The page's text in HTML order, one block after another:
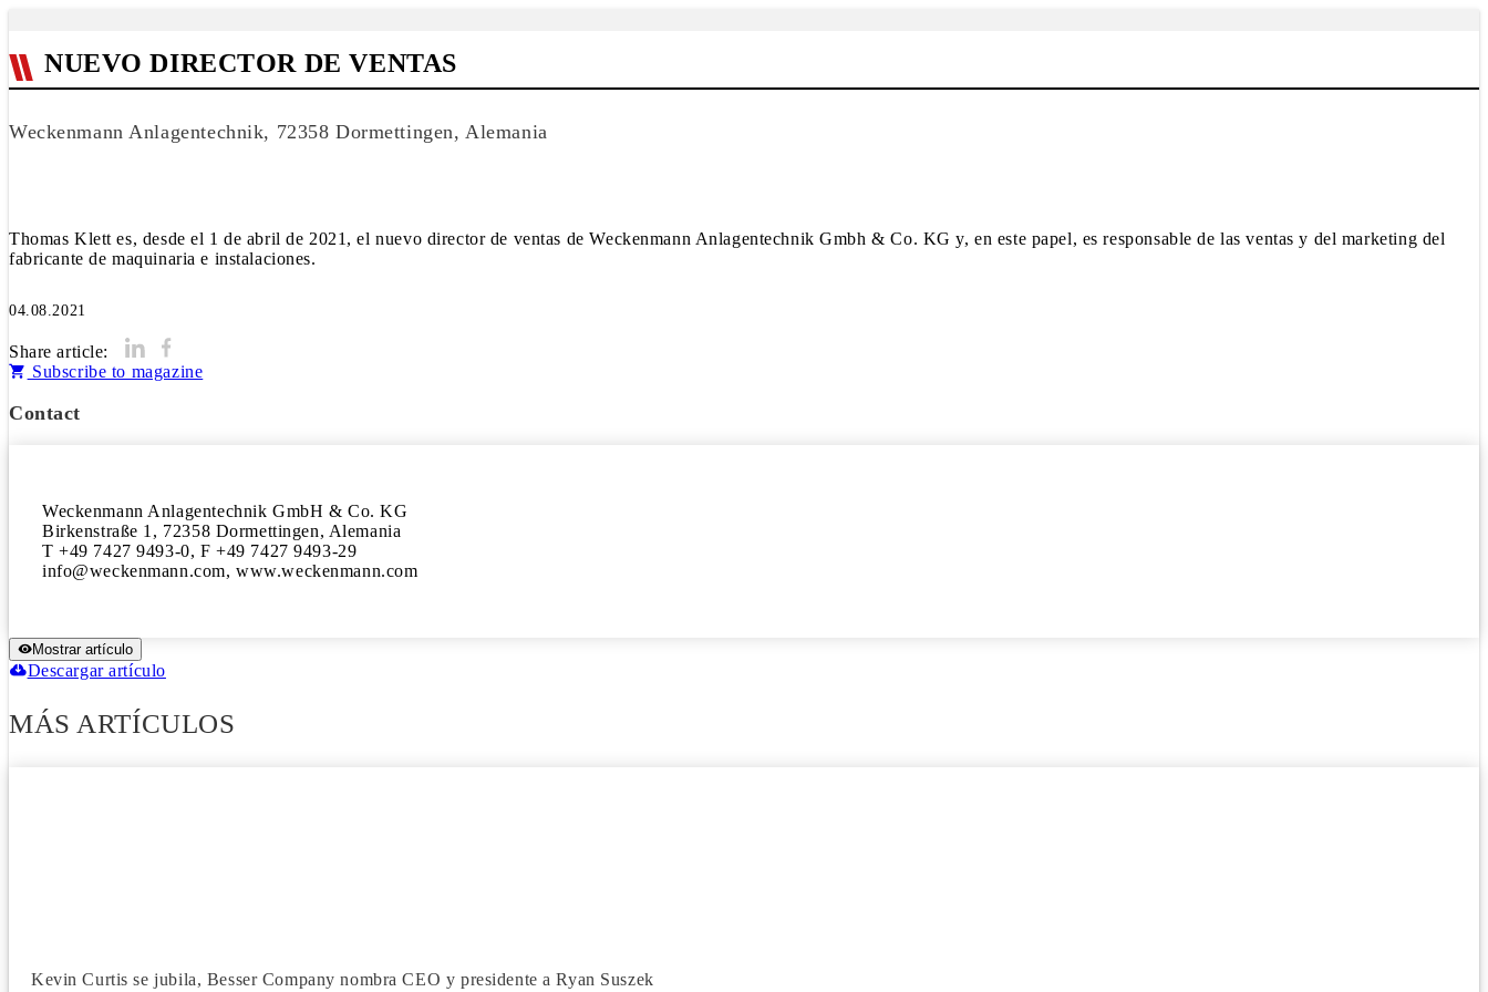
NUEVO DIRECTOR DE VENTAS
Weckenmann Anlagentechnik, 72358 Dormettingen, Alemania
Thomas Klett es, desde el 1 de abril de 2021, el nuevo director de ventas de Weckenmann Anlagentechnik Gmbh & Co. KG y, en este papel, es responsable de las ventas y del marketing del
fabricante de maquinaria e instalaciones.
04.08.2021
Share article:
Subscribe to magazine
Contact
Weckenmann Anlagentechnik GmbH & Co. KG
Birkenstraße 1, 72358 Dormettingen, Alemania
T +49 7427 9493-0, F +49 7427 9493-29
info@weckenmann.com, www.weckenmann.com
Mostrar artículo
Descargar artículo
MÁS ARTÍCULOS
Kevin Curtis se jubila, Besser Company nombra CEO y presidente a Ryan Suszek